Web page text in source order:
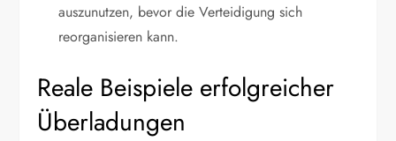
auszunutzen, bevor die Verteidigung sich
reorganisieren kann.
Reale Beispiele erfolgreicher
Überladungen